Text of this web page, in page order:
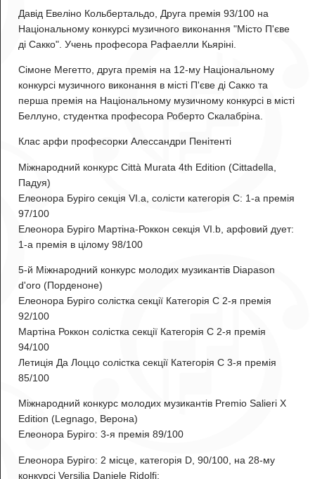
Давід Евеліно Кольбертальдо , Друга премія 93/100 на
Національному конкурсі музичного виконання "Місто П'єве
ді Сакко". Учень професора Рафаелли Кьяріні.
Сімоне Мегетто , друга премія на 12-му Національному
конкурсі музичного виконання в місті П'єве ді Сакко та
перша премія на Національному музичному конкурсі в місті
Беллуно, студентка професора Роберто Скалабріна.
Клас арфи професорки Алессандри Пенітенті
Міжнародний конкурс Città Murata 4th Edition (Cittadella,
Падуя)
Елеонора Буріго секція VI.a, солісти категорія C: 1-а премія
97/100
Елеонора Буріго Мартіна-Роккон секція VI.b, арфовий дует:
1-а премія в цілому 98/100
5-й Міжнародний конкурс молодих музикантів Diapason
d'oro (Порденоне)
Елеонора Буріго солістка секції Категорія С 2-я премія
92/100
Мартіна Роккон солістка секції Категорія С 2-я премія
94/100
Летиція Да Лоццо солістка секції Категорія С 3-я премія
85/100
Міжнародний конкурс молодих музикантів Premio Salieri X
Edition (Legnago, Верона)
Елеонора Буріго: 3-я премія 89/100
Елеонора Буріго: 2 місце, категорія D, 90/100, на 28-му
конкурсі Versilia Daniele Ridolfi;